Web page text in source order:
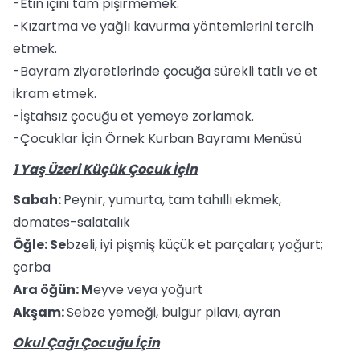
-Kızartma ve yağlı kavurma yöntemlerini tercih
etmek.
-Bayram ziyaretlerinde çocuğa sürekli tatlı ve et
ikram etmek.
-İştahsız çocuğu et yemeye zorlamak.
-Çocuklar İçin Örnek Kurban Bayramı Menüsü
1 Yaş Üzeri Küçük Çocuk İçin
Sabah:Peynir, yumurta, tam tahıllı ekmek,
domates-salatalık
Öğle: Sebzeli, iyi pişmiş küçük et parçaları; yoğurt;
çorba
Ara öğün: Meyve veya yoğurt
Akşam:Sebze yemeği, bulgur pilavı, ayran
Okul Çağı Çocuğu İçin